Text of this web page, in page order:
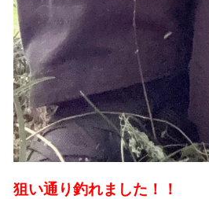
狙い通り釣れました！！